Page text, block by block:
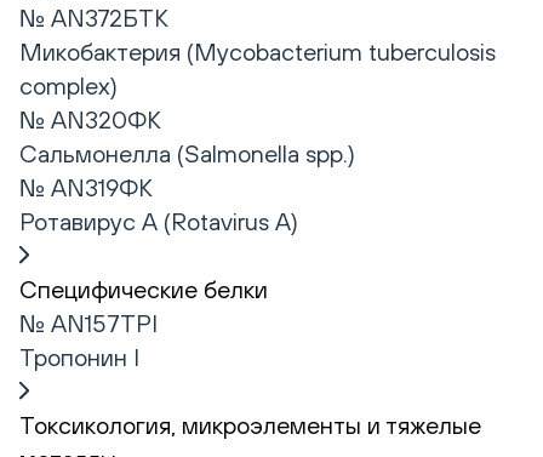
№ AN372БТК
Микобактерия (Mycobacterium tuberculosis
complex)
№ AN320ФК
Сальмонелла (Salmonella spp.)
№ AN319ФК
Ротавирус А (Rotavirus А)
Специфические белки
№ AN157TPI
Тропонин I
Токсикология, микроэлементы и тяжелые